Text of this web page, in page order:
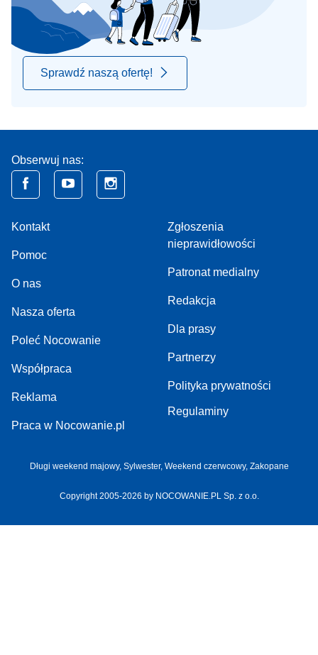
Sprawdź naszą ofertę!
Obserwuj nas:
Kontakt
Pomoc
O nas
Nasza oferta
Poleć Nocowanie
Współpraca
Reklama
Praca w Nocowanie.pl
Zgłoszenia
nieprawidłowości
Patronat medialny
Redakcja
Dla prasy
Partnerzy
Polityka prywatności
Regulaminy
Długi weekend majowy, Sylwester, Weekend czerwcowy, Zakopane
Copyright 2005-2026 by NOCOWANIE.PL Sp. z o.o.